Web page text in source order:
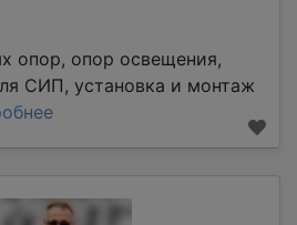
опор, опор освещения,
СИП, установка и монтаж